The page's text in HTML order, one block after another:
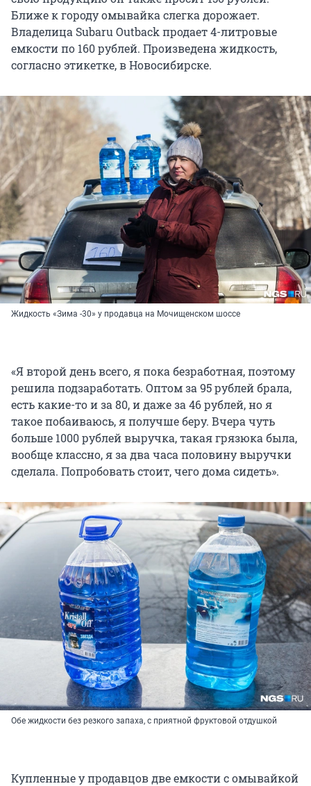
Ближе к городу омывайка слегка дорожает.
Владелица Subaru Outback продает 4-литровые
емкости по 160 рублей. Произведена жидкость,
согласно этикетке, в Новосибирске.
Жидкость «Зима -30» у продавца на Мочищенском шоссе
«Я второй день всего, я пока безработная, поэтому
решила подзаработать. Оптом за 95 рублей брала,
есть какие-то и за 80, и даже за 46 рублей, но я
такое побаиваюсь, я получше беру. Вчера чуть
больше 1000 рублей выручка, такая грязюка была,
вообще классно, я за два часа половину выручки
сделала. Попробовать стоит, чего дома сидеть».
Обе жидкости без резкого запаха, с приятной фруктовой отдушкой
Купленные у продавцов две емкости с омывайкой